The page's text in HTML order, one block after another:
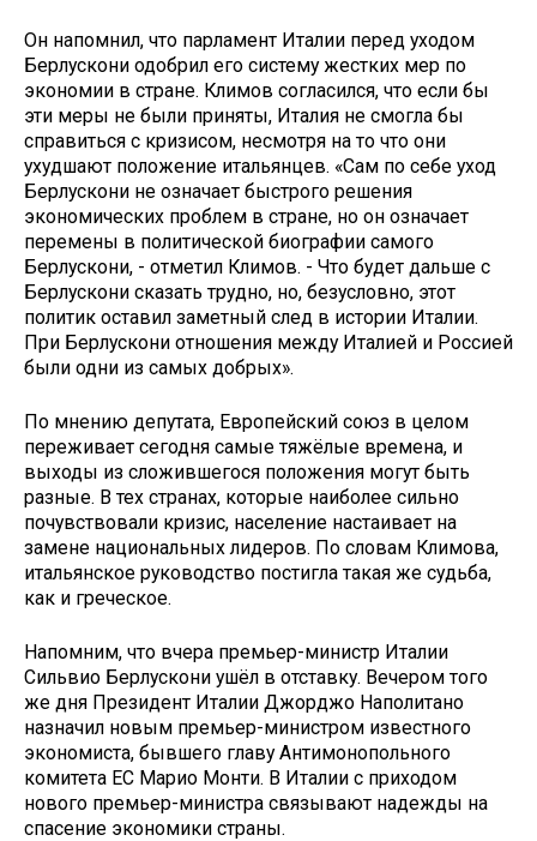
Он напомнил, что парламент Италии перед уходом
Берлускони одобрил его систему жестких мер по
экономии в стране. Климов согласился, что если бы
эти меры не были приняты, Италия не смогла бы
справиться с кризисом, несмотря на то что они
ухудшают положение итальянцев. «Сам по себе уход
Берлускони не означает быстрого решения
экономических проблем в стране, но он означает
перемены в политической биографии самого
Берлускони, - отметил Климов. - Что будет дальше с
Берлускони сказать трудно, но, безусловно, этот
политик оставил заметный след в истории Италии.
При Берлускони отношения между Италией и Россией
были одни из самых добрых».
По мнению депутата, Европейский союз в целом
переживает сегодня самые тяжёлые времена, и
выходы из сложившегося положения могут быть
разные. В тех странах, которые наиболее сильно
почувствовали кризис, население настаивает на
замене национальных лидеров. По словам Климова,
итальянское руководство постигла такая же судьба,
как и греческое.
Напомним, что вчера премьер-министр Италии
Сильвио Берлускони ушёл в отставку. Вечером того
же дня Президент Италии Джорджо Наполитано
назначил новым премьер-министром известного
экономиста, бывшего главу Антимонопольного
комитета ЕС Марио Монти. В Италии с приходом
нового премьер-министра связывают надежды на
спасение экономики страны.